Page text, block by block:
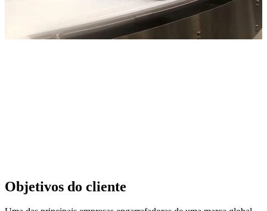
Objetivos do cliente